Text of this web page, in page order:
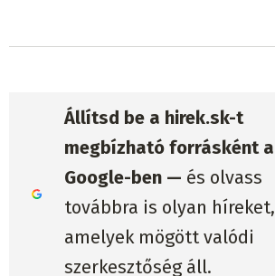
Állítsd be a hirek.sk-t
megbízható forrásként a
Google-ben — és olvass
továbbra is olyan híreket,
amelyek mögött valódi
szerkesztőség áll.